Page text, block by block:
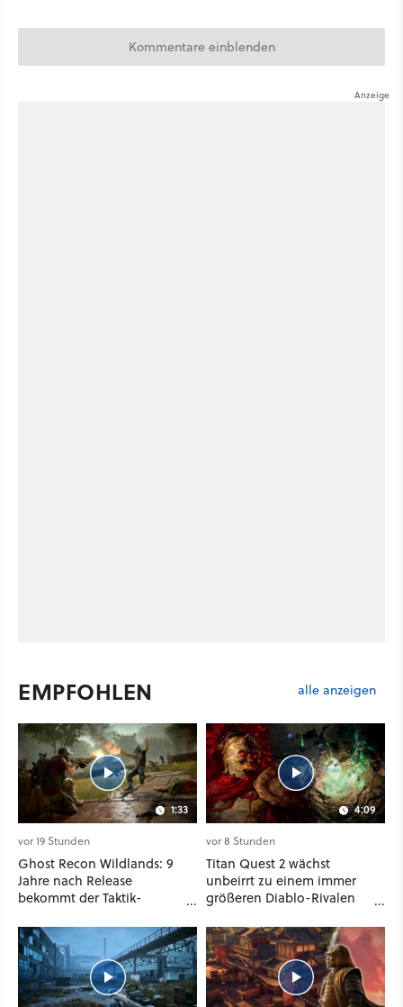
Kommentare einblenden
EMPFOHLEN alle anzeigen
1:33
vor 19 Stunden
Ghost Recon Wildlands: 9
Jahre nach Release
bekommt der Taktik-
nochmal ein dickes Update
4:09
vor 8 Stunden
Titan Quest 2 wächst
unbeirrt zu einem immer
größeren Diablo-Rivalen
sogar eine richtige
Beschwörer-Klasse